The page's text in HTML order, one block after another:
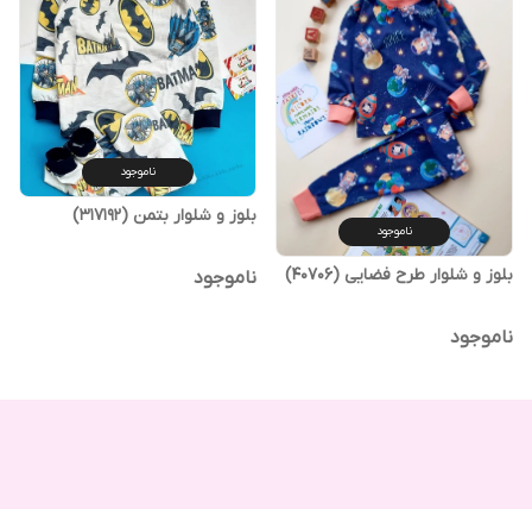
ناموجود
بلوز و شلوار طرح فضایی (40706)
ناموجود
ناموجود
بلوز و شلوار بتمن (317192)
ناموجود